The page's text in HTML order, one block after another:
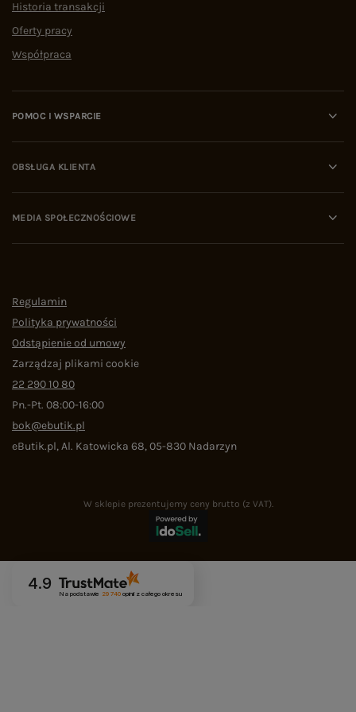
Historia transakcji
Oferty pracy
Współpraca
POMOC I WSPARCIE
OBSŁUGA KLIENTA
MEDIA SPOŁECZNOŚCIOWE
Regulamin
Polityka prywatności
Odstąpienie od umowy
Zarządzaj plikami cookie
22 290 10 80
Pn.-Pt. 08:00-16:00
bok@ebutik.pl
eButik.pl,Al. Katowicka 68,05-830 Nadarzyn
W sklepie prezentujemy ceny brutto (z VAT).
4.9
Na podstawie 29 740opinii z całego okresu